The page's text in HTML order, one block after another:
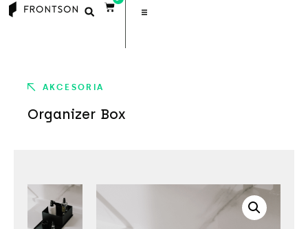
AKCESORIA
Organizer Box